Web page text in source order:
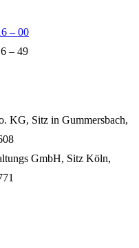
– 00
– 49
KG, Sitz in Gummersbach,
GmbH, Sitz Köln,